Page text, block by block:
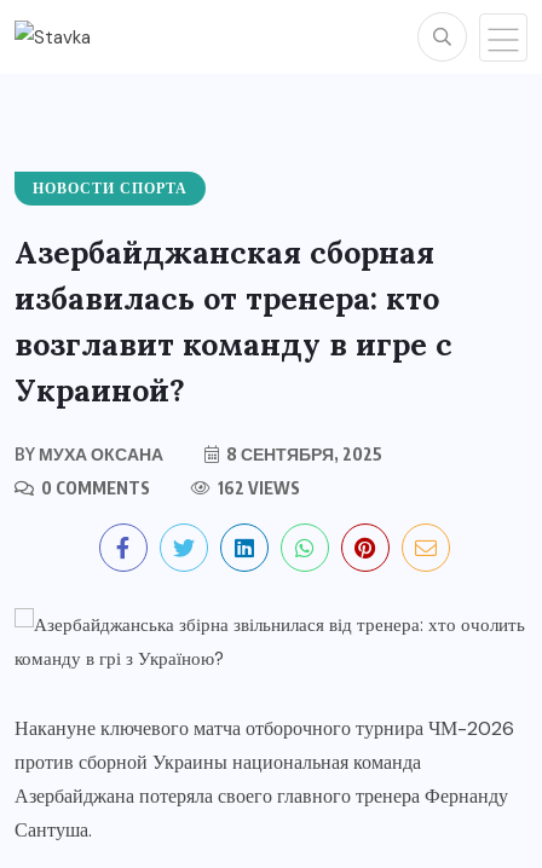
НОВОСТИ СПОРТА
Азербайджанская сборная
избавилась от тренера: кто
возглавит команду в игре с
Украиной?
BY МУХА ОКСАНА
8 СЕНТЯБРЯ, 2025
0 COMMENTS
162 VIEWS
Накануне ключевого матча отборочного турнира ЧМ-2026
против сборной Украины национальная команда
Азербайджана потеряла своего главного тренера Фернанду
Сантуша.